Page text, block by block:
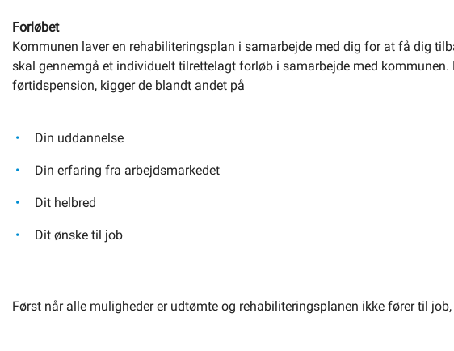
Forløbet
Kommunen laver en rehabiliteringsplan i samarbejde med dig for at få dig
skal gennemgå et individuelt tilrettelagt forløb i samarbejde med
førtidspension, kigger de blandt andet på
Din uddannelse
Din erfaring fra arbejdsmarkedet
Dit helbred
Dit ønske til job
Først når alle muligheder er udtømte og rehabiliteringsplanen ikke fører til